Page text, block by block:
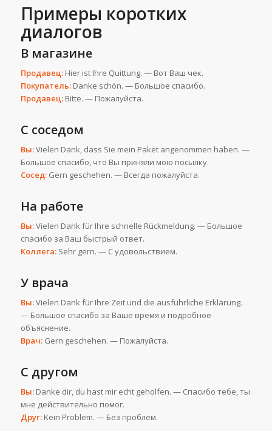
Примеры коротких
диалогов
В магазине
Продавец:Hier ist Ihre Quittung. — Вот Ваш чек.
Покупатель:Danke schön. — Большое спасибо.
Продавец:Bitte. — Пожалуйста.
С соседом
Вы:Vielen Dank, dass Sie mein Paket angenommen haben. —
Большое спасибо, что Вы приняли мою посылку.
Сосед:Gern geschehen. — Всегда пожалуйста.
На работе
Вы:Vielen Dank für Ihre schnelle Rückmeldung. — Большое
спасибо за Ваш быстрый ответ.
Коллега:Sehr gern. — С удовольствием.
У врача
Вы:Vielen Dank für Ihre Zeit und die ausführliche Erklärung.
— Большое спасибо за Ваше время и подробное
объяснение.
Врач:Gern geschehen. — Пожалуйста.
С другом
Вы:Danke dir, du hast mir echt geholfen. — Спасибо тебе, ты
мне действительно помог.
Друг:Kein Problem. — Без проблем.